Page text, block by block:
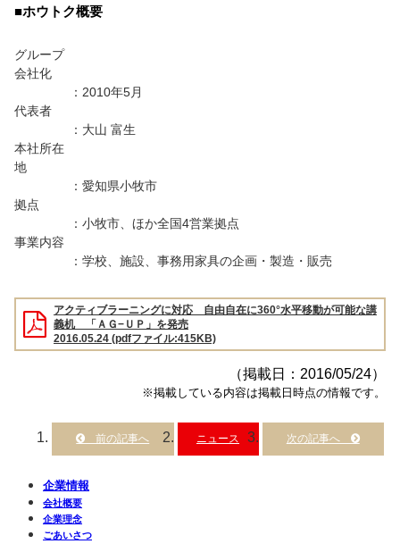
■ホウトク概要
グループ
会社化
：2010年5月
代表者
：大山 富生
本社所在
地
：愛知県小牧市
拠点
：小牧市、ほか全国4営業拠点
事業内容
：学校、施設、事務用家具の企画・製造・販売
アクティブラーニングに対応 自由自在に360°水平移動が可能な講
義机 「ＡＧ−ＵＰ」を発売
2016.05.24 (pdfファイル:415KB)
（掲載日：2016/05/24）
※掲載している内容は掲載日時点の情報です。
ニュース
企業情報
会社概要
企業理念
ごあいさつ